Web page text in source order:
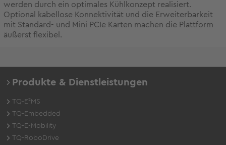
werden durch ein optimales Kühlkonzept realisiert.
Optional kabellose Konnektivität und die Erweiterbarkeit
mit Standard- und Mini PCIe Karten machen die Plattform
äußerst flexibel.
Produkte & Dienstleistungen
TQ-E²MS
TQ-Embedded
TQ-E-Mobility
TQ-RoboDrive